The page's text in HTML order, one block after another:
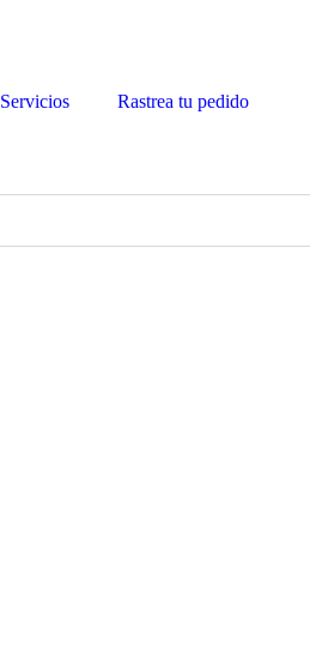
Servicios Rastrea tu pedido